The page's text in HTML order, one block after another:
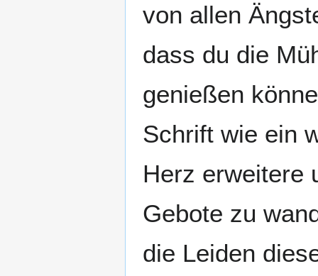
von allen
dass du die
genießen
Schrift wie ein
Herz erweitere
Gebote zu
die Leiden